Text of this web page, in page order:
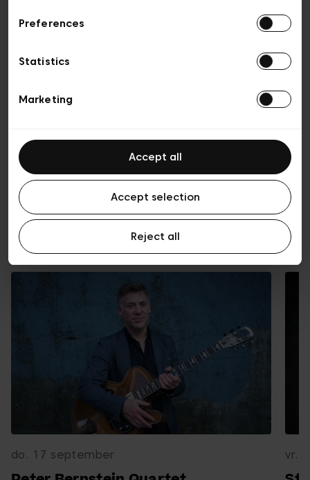
Preferences
Statistics
Marketing
Accept all
Accept selection
Reject all
internationale jazzscene.
Programma
do. 17 september
vr.